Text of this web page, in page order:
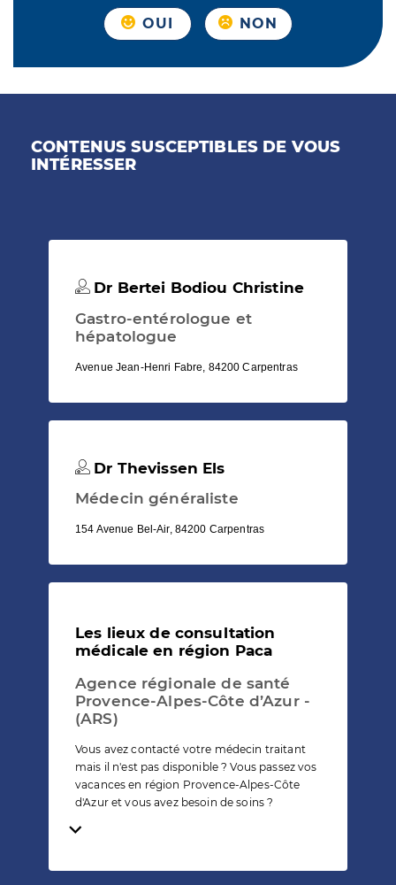
OUI NON
CONTENUS SUSCEPTIBLES DE VOUS
INTÉRESSER
Dr Bertei Bodiou Christine
Gastro-entérologue et
hépatologue
Avenue Jean-Henri Fabre, 84200 Carpentras
Dr Thevissen Els
Médecin généraliste
154 Avenue Bel-Air, 84200 Carpentras
Les lieux de consultation
médicale en région Paca
Agence régionale de santé
Provence-Alpes-Côte d’Azur -
(ARS)
Vous avez contacté votre médecin traitant
mais il n'est pas disponible ? Vous passez vos
vacances en région Provence-Alpes-Côte
d'Azur et vous avez besoin de soins ?
Temps de lecture